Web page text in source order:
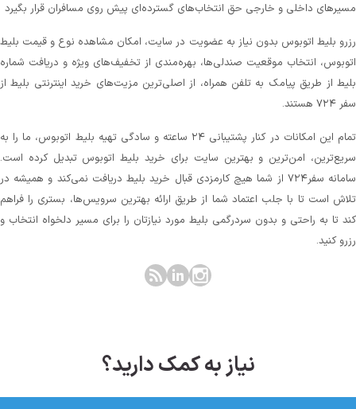
مسیرهای داخلی و خارجی حق انتخاب‌های گسترده‌ای پیش روی مسافران قرار بگیرد
رزرو بلیط اتوبوس بدون نیاز به عضویت در سایت، امکان مشاهده نوع و قیمت بلیط
اتوبوس، انتخاب موقعیت صندلی‌ها، بهره‌مندی از تخفیف‌های ویژه و دریافت شماره‌
بلیط از طریق پیامک به تلفن همراه، از اصلی‌ترین مزیت‌های خرید اینترنتی بلیط از
سفر ۷۲۴ هستند.
تمام این امکانات در کنار پشتیبانی‌ ۲۴ ساعته و سادگی تهیه بلیط اتوبوس، ما را به
سریع‌ترین، امن‌ترین و بهترین سایت برای خرید بلیط اتوبوس تبدیل کرده است.
سامانه سفر۷۲۴ از شما هیچ کارمزدی قبال خرید بلیط دریافت نمی‌کند و همیشه در
تلاش است تا با جلب اعتماد شما از طریق ارائه بهترین سرویس‌ها، بستری را فراهم
کند تا به راحتی و بدون سردرگمی بلیط مورد نیازتان را برای مسیر دلخواه انتخاب و
رزرو کنید.
نیاز به کمک دارید؟